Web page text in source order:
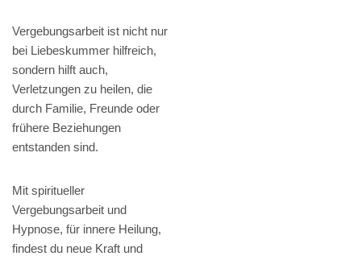
Vergebungsarbeit ist nicht nur
bei Liebeskummer hilfreich,
sondern hilft auch,
Verletzungen zu heilen, die
durch Familie, Freunde oder
frühere Beziehungen
entstanden sind.
Mit spiritueller
Vergebungsarbeit und
Hypnose, für innere Heilung,
findest du neue Kraft und